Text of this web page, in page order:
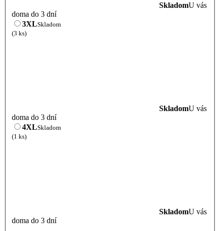
SkladomU vás
doma do 3 dní
3XLSkladom
(3 ks)
SkladomU vás
doma do 3 dní
4XLSkladom
(1 ks)
SkladomU vás
doma do 3 dní